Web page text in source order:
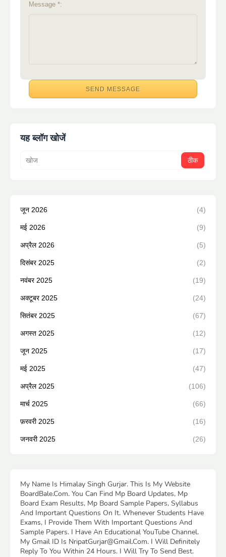
Message *:
यह ब्लॉग खोजें
जून 2026 (4)
मई 2026 (9)
अप्रैल 2026 (5)
दिसंबर 2025 (2)
नवंबर 2025 (19)
अक्टूबर 2025 (24)
सितंबर 2025 (67)
अगस्त 2025 (12)
जून 2025 (17)
मई 2025 (47)
अप्रैल 2025 (106)
मार्च 2025 (66)
फ़रवरी 2025 (16)
जनवरी 2025 (26)
My Name Is Himalay Singh Gurjar. This Is My Website
BoardBale.Com. You Can Find Mp Board Updates, Mp
Board Exam Results, Mp Board Sample Papers, Syllabus
And Important Questions On It. Whenever Students Have
Exams, I Provide Them With Important Questions And
Sample Papers. I Have An Educational YouTube Channel.
My Gmail ID Is NripatGurjar@Gmail.Com. I Will Definitely
Reply To You Within 24 Hours. I Will Try To Send Best.